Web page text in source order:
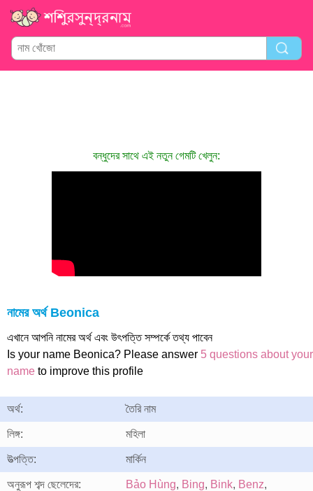
বন্ধুদের সাথে এই নতুন গেমটি খেলুন:
নামের অর্থ Beonica
এখানে আপনি নামের অর্থ এবং উৎপত্তি সম্পর্কে তথ্য পাবেন
Is your name Beonica? Please answer 5 questions about your
name to improve this profile
অর্থ: তৈরি নাম
লিঙ্গ: মহিলা
উত্পত্তি: মার্কিন
অনুরূপ শব্দ ছেলেদের: Bảo Hùng, Bing, Bink, Benz,